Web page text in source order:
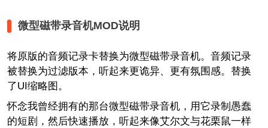
微型磁带录音机MOD说明
将原版的音频记录卡替换为微型磁带录音机。音频记录
被替换为过滤版本，听起来更诡异、更有氛围感。替换
了UI缩略图。
怀念我曾经拥有的那台微型磁带录音机，用它录制愚蠢
的短剧，然后快速播放，听起来像艾尔文与花栗鼠一样